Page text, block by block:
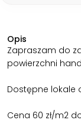
Opis
Zapraszam do
powierzchni
Dostępne lokale
Cena 60 zł/m2